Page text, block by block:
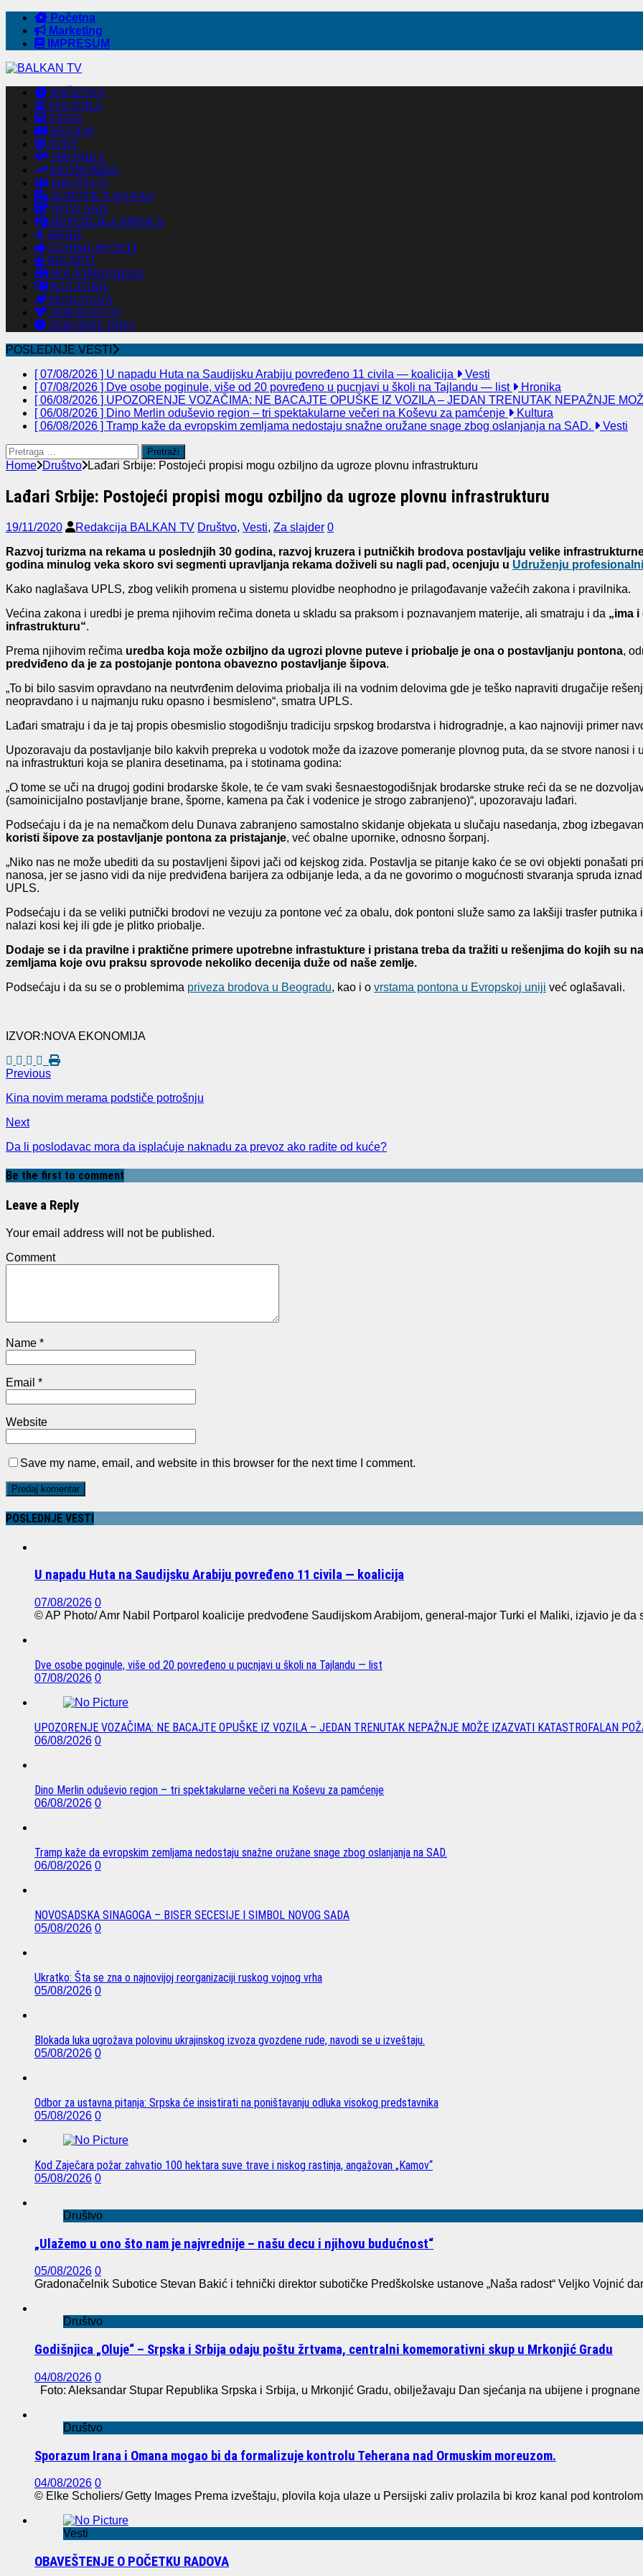
Početna
Marketing
IMPRESUM
POČETNA
POLITIKA
VESTI
REGION
SVET
HRONIKA
EKONOMIJA
DRUŠTVO
SUBOTICA DANAS
NOVI SAD
REPUBLIKA SRPSKA
SPORT
ZANIMLJIVOSTI
RECEPTI
POLJOPRIVREDA
KULTURA
EKOLOGIJA
ZDRAVSTVO
SERVISNE INFO
POSLEDNJE VESTI
[ 07/08/2026 ] U napadu Huta na Saudijsku Arabiju povređeno 11 civila — koalicija
Vesti
[ 07/08/2026 ] Dve osobe poginule, više od 20 povređeno u pucnjavi u školi na Tajlandu — list
Hronika
[ 06/08/2026 ] UPOZORENJE VOZAČIMA: NE BACAJTE OPUŠKE IZ VOZILA – JEDAN TRENUTAK NEPAŽNJE
[ 06/08/2026 ] Dino Merlin oduševio region – tri spektakularne večeri na Koševu za pamćenje
Kultura
[ 06/08/2026 ] Tramp kaže da evropskim zemljama nedostaju snažne oružane snage zbog oslanjanja na SAD.
Vesti
Pretraga
za:
Home Društvo Lađari Srbije: Postojeći propisi mogu ozbiljno da ugroze plovnu infrastrukturu
Lađari Srbije: Postojeći propisi mogu ozbiljno da ugroze plovnu infrastrukturu
19/11/2020 Redakcija BALKAN TV Društvo, Vesti, Za slajder 0
Razvoj turizma na rekama u poslednjih 30 godina, razvoj kruzera i putničkih brodova postavljaju velike
godina minulog veka skoro svi segmenti upravljanja rekama doživeli su nagli pad, ocenjuju u Udruženju
Kako naglašava UPLS, zbog velikih promena u sistemu plovidbe neophodno je prilagođavanje važećih zakona i pravilnika.
Većina zakona i uredbi je prema njihovim rečima doneta u skladu sa praksom i poznavanjem materije, ali smatraju i da „ima
infrastrukturu“.
Prema njihovim rečima uredba koja može ozbiljno da ugrozi plovne puteve i priobalje je ona o postavljanju pontona,
predviđeno da je za postojanje pontona obavezno postavljanje šipova.
„To bi bilo sasvim opravdano na neutvrđenim delovima priobalja ili na vodnim delovima gde je teško napraviti drugačije
neopravdano i u najmanju ruku opasno i besmisleno“, smatra UPLS.
Lađari smatraju i da je taj propis obesmislio stogodišnju tradiciju srpskog brodarstva i hidrogradnje, a kao najnoviji primer
Upozoravaju da postavljanje bilo kakvih prepreka u vodotok može da izazove pomeranje plovnog puta, da se stvore nanosi i
na infrastrukturi koja se planira desetinama, pa i stotinama godina:
„O tome se uči na drugoj godini brodarske škole, te će vam svaki šesnaestogodišnjak brodarske struke reći da se ne
(samoinicijalno postavljanje brane, šporne, kamena pa čak i vodenice je strogo zabranjeno)“, upozoravaju lađari.
Podsećaju i da je na nemačkom delu Dunava zabranjeno samostalno skidanje objekata u slučaju nasedanja, zbog
koristi šipove za postavljanje pontona za pristajanje, već obalne upornike, odnosno šorpanj.
„Niko nas ne može ubediti da su postavljeni šipovi jači od kejskog zida. Postavlja se pitanje kako će se ovi objekti ponašati
nanosa, jer se jasno vidi da nije predviđena barijera za odbijanje leda, a da ne govorimo o mogućnosti stvaranja spruda
UPLS.
Podsećaju i da se veliki putnički brodovi ne vezuju za pontone već za obalu, dok pontoni služe samo za lakšiji trasfer
nalazi kosi kej ili gde je plitko priobalje.
Dodaje se i da pravilne i praktične primere upotrebne infrastukture i pristana treba da tražiti u rešenjima do kojih su
zemljama koje ovu praksu sprovode nekoliko decenija duže od naše zemlje.
Podsećaju i da su se o problemima priveza brodova u Beogradu, kao i o vrstama pontona u Evropskoj uniji već oglašavali.
IZVOR:NOVA EKONOMIJA
Previous
Kina novim merama podstiče potrošnju
Next
Da li poslodavac mora da isplaćuje naknadu za prevoz ako radite od kuće?
Be the first to comment
Leave a Reply
Your email address will not be published.
Comment
Name *
Email *
Website
Save my name, email, and website in this browser for the next time I comment.
POSLEDNJE VESTI
U napadu Huta na Saudijsku Arabiju povređeno 11 civila — koalicija
07/08/2026 0
© AP Photo/ Amr Nabil Portparol koalicije predvođene Saudijskom Arabijom, general-major Turki el Maliki, izjavio je da
Dve osobe poginule, više od 20 povređeno u pucnjavi u školi na Tajlandu — list
07/08/2026 0
UPOZORENJE VOZAČIMA: NE BACAJTE OPUŠKE IZ VOZILA – JEDAN TRENUTAK NEPAŽNJE MOŽE IZAZVATI KATASTROFALAN
06/08/2026 0
Dino Merlin oduševio region – tri spektakularne večeri na Koševu za pamćenje
06/08/2026 0
Tramp kaže da evropskim zemljama nedostaju snažne oružane snage zbog oslanjanja na SAD.
06/08/2026 0
NOVOSADSKA SINAGOGA – BISER SECESIJE I SIMBOL NOVOG SADA
05/08/2026 0
Ukratko: Šta se zna o najnovijoj reorganizaciji ruskog vojnog vrha
05/08/2026 0
Blokada luka ugrožava polovinu ukrajinskog izvoza gvozdene rude, navodi se u izveštaju.
05/08/2026 0
Odbor za ustavna pitanja: Srpska će insistirati na poništavanju odluka visokog predstavnika
05/08/2026 0
Kod Zaječara požar zahvatio 100 hektara suve trave i niskog rastinja, angažovan „Kamov“
05/08/2026 0
Društvo
„Ulažemo u ono što nam je najvrednije – našu decu i njihovu budućnost“
05/08/2026 0
Gradonačelnik Subotice Stevan Bakić i tehnički direktor subotičke Predškolske ustanove „Naša radost“ Veljko Vojnić
Društvo
Godišnjica „Oluje“ – Srpska i Srbija odaju poštu žrtvama, centralni komemorativni skup u Mrkonjić Gradu
04/08/2026 0
Foto: Aleksandar Stupar Republika Srpska i Srbija, u Mrkonjić Gradu, obilježavaju Dan sjećanja na ubijene i prognane
Društvo
Sporazum Irana i Omana mogao bi da formalizuje kontrolu Teherana nad Ormuskim moreuzom.
04/08/2026 0
© Elke Scholiers/ Getty Images Prema izveštaju, plovila koja ulaze u Persijski zaliv prolazila bi kroz kanal pod
Vesti
OBAVEŠTENJE O POČETKU RADOVA